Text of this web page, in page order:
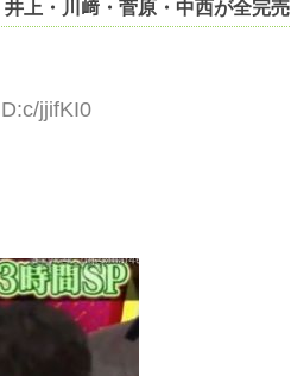
上・川﨑・菅原・中西が全完売
してる
な？
jjifKI0